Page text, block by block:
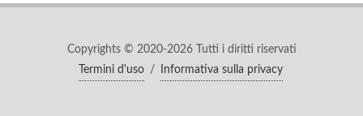
Copyrights © 2020-2026 Tutti i diritti riservati
Termini d'uso
/ Informativa sulla privacy